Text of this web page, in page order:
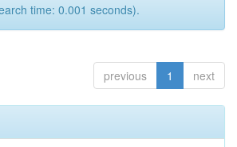
time: 0.001 seconds).
previous 1 next